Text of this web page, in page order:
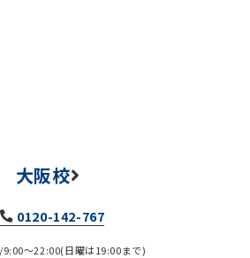
大阪校
0120-142-767
9:00～22:00(日曜は19:00まで)